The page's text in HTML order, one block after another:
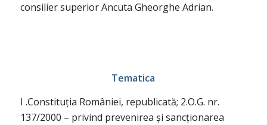
consilier superior Ancuta Gheorghe Adrian.
Tematica
I .Constituția României, republicată; 2.O.G. nr.
137/2000 – privind prevenirea și sancționarea